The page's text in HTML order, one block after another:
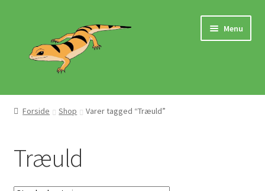
navigation
indhold
Menu
Hjem
Mærker
Forside Shop Varer tagged “Træuld”
Træuld